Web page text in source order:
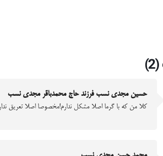
حسین مجدی نسب فرزند حاج محمدباقر مجدی نسب
کلا من که با گرما اصلا مشکل ندارم!مخصوصا اصلا تعریق